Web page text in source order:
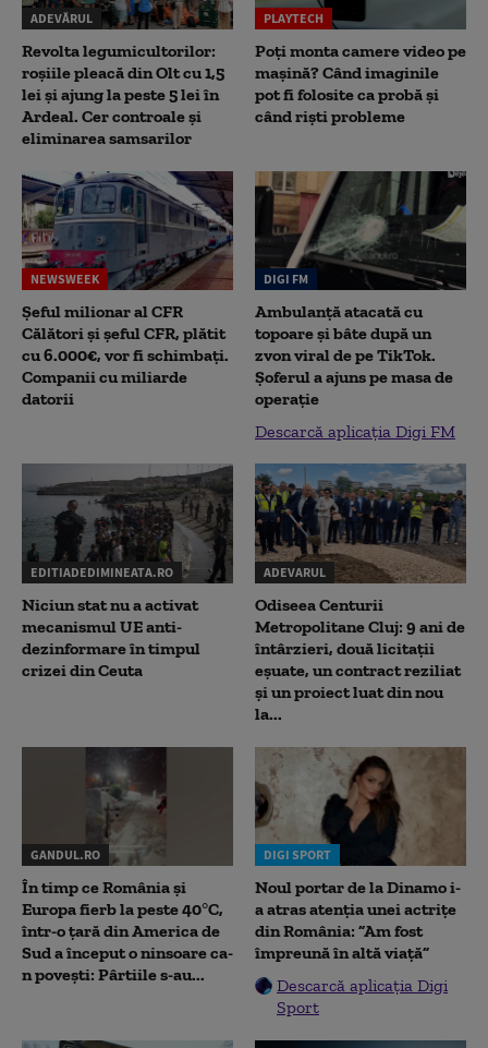
ADEVĂRUL
Revolta legumicultorilor:
roșiile pleacă din Olt cu 1,5
lei și ajung la peste 5 lei în
Ardeal. Cer controale și
eliminarea samsarilor
PLAYTECH
Poți monta camere video pe
mașină? Când imaginile
pot fi folosite ca probă și
când riști probleme
NEWSWEEK
Șeful milionar al CFR
Călători și șeful CFR, plătit
cu 6.000€, vor fi schimbați.
Companii cu miliarde
datorii
DIGI FM
Ambulanță atacată cu
topoare și bâte după un
zvon viral de pe TikTok.
Șoferul a ajuns pe masa de
operație
Descarcă aplicația Digi FM
EDITIADEDIMINEATA.RO
Niciun stat nu a activat
mecanismul UE anti-
dezinformare în timpul
crizei din Ceuta
ADEVARUL
Odiseea Centurii
Metropolitane Cluj: 9 ani de
întârzieri, două licitații
eșuate, un contract reziliat
și un proiect luat din nou
la...
GANDUL.RO
În timp ce România și
Europa fierb la peste 40°C,
într-o țară din America de
Sud a început o ninsoare ca-
n povești: Pârtiile s-au...
DIGI SPORT
Noul portar de la Dinamo i-
a atras atenția unei actrițe
din România: ”Am fost
împreună în altă viață”
Descarcă aplicația Digi
Sport